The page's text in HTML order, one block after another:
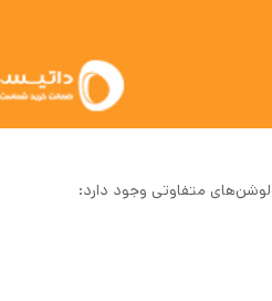
متفاوتی وجود دارد: